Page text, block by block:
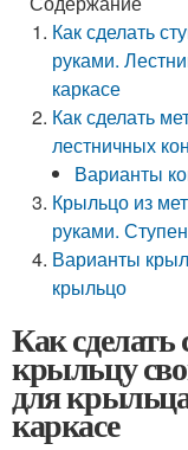
Как сделать
руками.
каркасе
Как сделать
лестничных
Варианты
Крыльцо из
руками.
Варианты
крыльцо
Как сделать
крыльцу
для
каркасе